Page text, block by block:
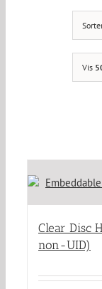
Vis
Clear Disc
non-UID)